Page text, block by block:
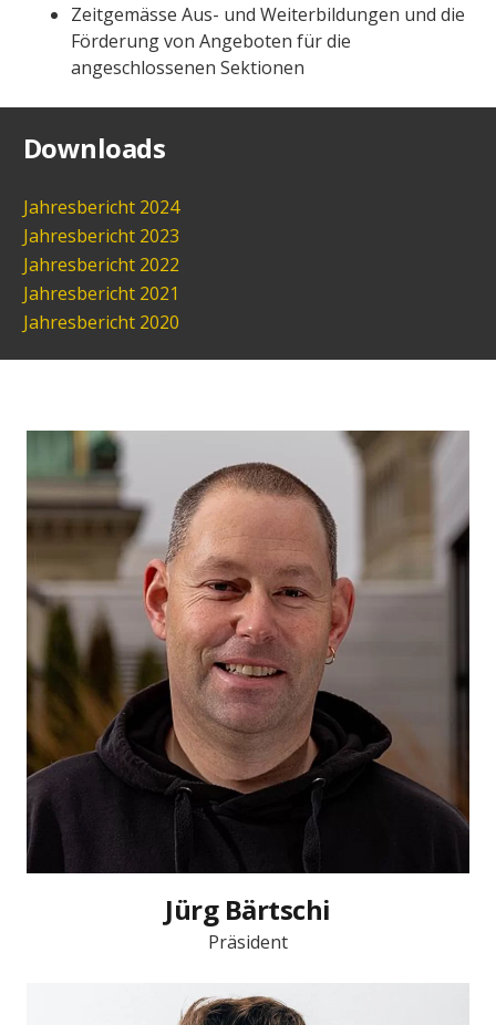
Zeitgemässe Aus- und Weiterbildungen und die
Förderung von Angeboten für die
angeschlossenen Sektionen
Downloads
Jahresbericht 2024
Jahresbericht 2023
Jahresbericht 2022
Jahresbericht 2021
Jahresbericht 2020
Jürg Bärtschi
Präsident